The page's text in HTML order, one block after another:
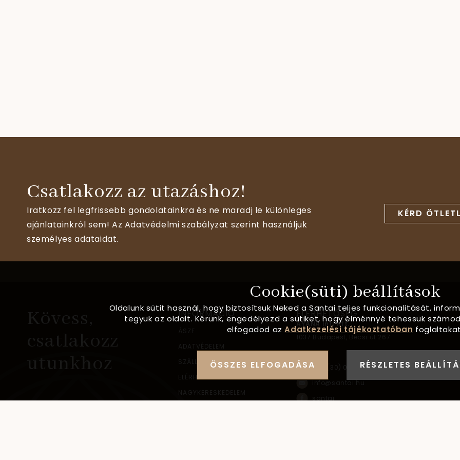
Csatlakozz az utazáshoz!
Iratkozz fel legfrissebb gondolatainkra és ne maradj le különleges
ajánlatainkról sem! Az Adatvédelmi szabályzat szerint használjuk
személyes adataidat.
KÉRD
Kövess,
csatlakozz
utunkhoz
INFORMÁCIÓ
ÁSZF
ADATVÉDELEM
SZÁLLÍTÁSI INFORMÁCIÓ
ELÉRHETŐSÉG
NAGYKERESKEDELEM
ELÉRHETŐSÉG
AYANA Intl Kft.
1037 Budapest, Bécsi út 267.
+36 (30) 093-9900
info@santai.hu
santai
Cookie(süti) beállítások
Oldalunk sütit használ, hogy biztosítsuk Neked a Santai teljes funkcionalitását,
tegyük az oldalt. Kérünk, engedélyezd a sütiket, hogy élménnyé tehessük
elfogadod azAdatkezelési tájékoztatóban
ÖSSZES ELFOGADÁSA RÉSZLETES